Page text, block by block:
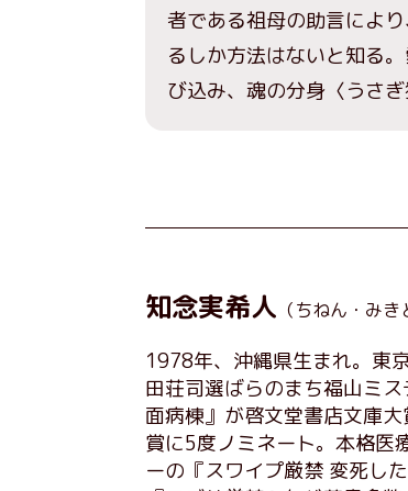
者である祖母の助言によ
るしか方法はないと知る
び込み、魂の分身〈うさ
知念実希人 （ちねん・みき
1978年、沖縄県生まれ。東
田荘司選ばらのまち福山ミ
面病棟』が啓文堂書店文庫
賞に5度ノミネート。本格医
ーの『スワイプ厳禁 変死し